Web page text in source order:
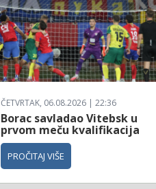
ČETVRTAK, 06.08.2026 | 22:36
Borac savladao Vitebsk u
prvom meču kvalifikacija
PROČITAJ VIŠE